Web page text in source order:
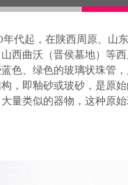
代起，在陕西周原、山
西曲沃（晋侯墓地）等
色、绿色的玻璃状珠管
，即釉砂或玻砂，是原
量类似的器物，这种原